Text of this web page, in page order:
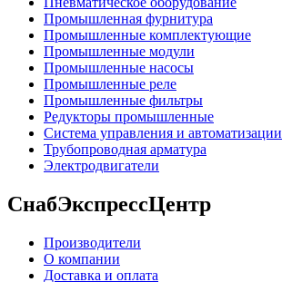
Промышленная фурнитура
Промышленные комплектующие
Промышленные модули
Промышленные насосы
Промышленные реле
Промышленные фильтры
Редукторы промышленные
Система управления и автоматизации
Трубопроводная арматура
Электродвигатели
СнабЭкспрессЦентр
Производители
О компании
Доставка и оплата